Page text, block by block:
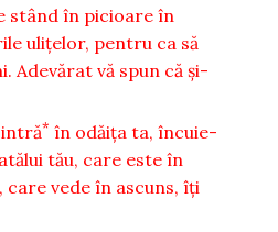
stând în picioare în
uliţelor, pentru ca să
Adevărat vă spun că şi-
* în odăiţa ta, încuie-
tău, care este în
care vede în ascuns, îţi